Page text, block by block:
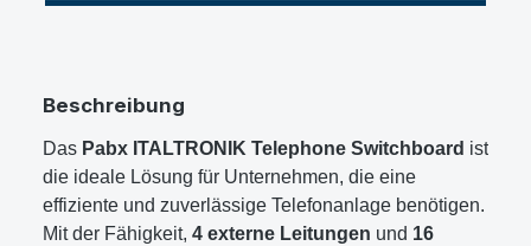
Beschreibung
Das Pabx ITALTRONIK Telephone Switchboard ist
die ideale Lösung für Unternehmen, die eine
effiziente und zuverlässige Telefonanlage benötigen.
Mit der Fähigkeit, 4 externe Leitungen und 16